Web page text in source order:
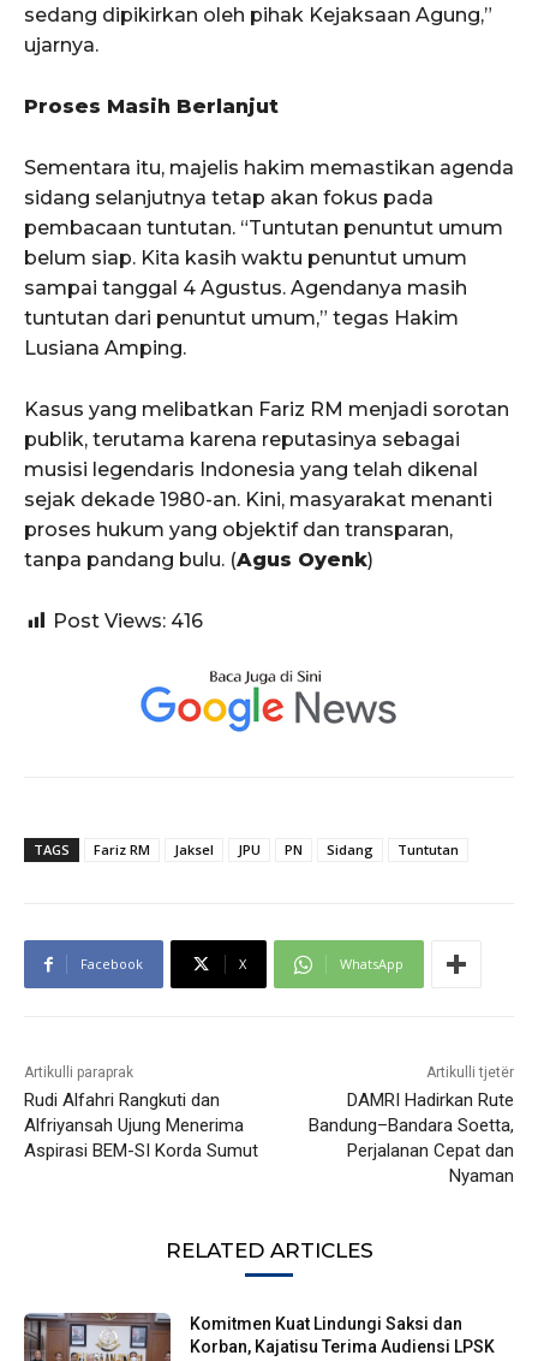
sedang dipikirkan oleh pihak Kejaksaan Agung,”
ujarnya.
Proses Masih Berlanjut
Sementara itu, majelis hakim memastikan agenda
sidang selanjutnya tetap akan fokus pada
pembacaan tuntutan. “Tuntutan penuntut umum
belum siap. Kita kasih waktu penuntut umum
sampai tanggal 4 Agustus. Agendanya masih
tuntutan dari penuntut umum,” tegas Hakim
Lusiana Amping.
Kasus yang melibatkan Fariz RM menjadi sorotan
publik, terutama karena reputasinya sebagai
musisi legendaris Indonesia yang telah dikenal
sejak dekade 1980-an. Kini, masyarakat menanti
proses hukum yang objektif dan transparan,
tanpa pandang bulu. (Agus Oyenk)
Post Views: 416
TAGS Fariz RM Jaksel JPU PN Sidang Tuntutan
Facebook X WhatsApp
Artikulli paraprak
Rudi Alfahri Rangkuti dan
Alfriyansah Ujung Menerima
Aspirasi BEM-SI Korda Sumut
Artikulli tjetër
DAMRI Hadirkan Rute
Bandung–Bandara Soetta,
Perjalanan Cepat dan
Nyaman
RELATED ARTICLES
Komitmen Kuat Lindungi Saksi dan
Korban, Kajatisu Terima Audiensi LPSK